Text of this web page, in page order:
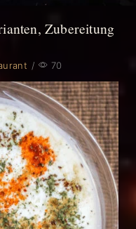
Zubereitung
/ 70